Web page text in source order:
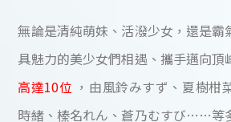
無論是清純萌妹、活潑少女，還是霸
具魅力的美少女們相遇、攜手邁向頂
高達10位
時緒、榛名れん、蒼乃むすび……等